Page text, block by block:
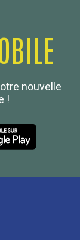
nouvelle
!